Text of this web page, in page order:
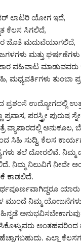
ಲಾಟರಿ ಯೋಗ ಇದೆ,
ಕೆಲಸ ಸಿಗಲಿದೆ,
ಜೊತೆ ಮದುವೆಯಾಗಲಿದೆ,
ಮತ್ತು
ವಹಿವಾಟ ಮಾಡುವವರು
ಮಧ್ಯವರ್ತಿಗಳು ತುಂಬಾ
ಉದ್ಯೋಗದಲ್ಲಿ
ಪರಸ್ತ್ರೀ ಪುರುಷ
ವ್ಯಾಪಾರದಲ್ಲಿ ಅನುಕೂಲ,
ಸಿಹಿ ಸುದ್ದಿ, ಕೆಲಸ
ತಲೆ ದೋರಲಿವೆ. ನಿಮ್ಮ
ನಿಮ್ಮ ನಿಲುವಿಗೆ ನೀವೇ
ಕಾಡಲಿದೆ.
ಮುಂದೆ ನಿಮ್ಮ
ಅಂತಹವರಿಂದ
ಎಲ್ಲಾ